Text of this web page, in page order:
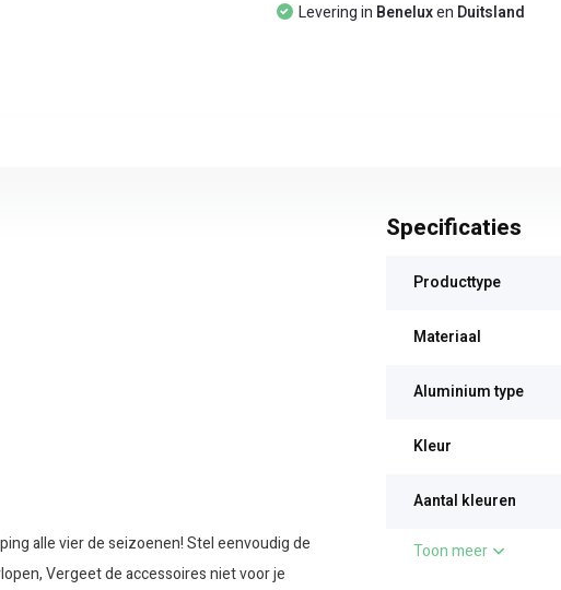
Levering in Beneluxen Duitsland
alle vier de seizoenen! Stel eenvoudig de
Vergeet de accessoires niet voor je
Specificaties
Producttype
Materiaal
Aluminium type
Kleur
Aantal kleuren
Toon meer